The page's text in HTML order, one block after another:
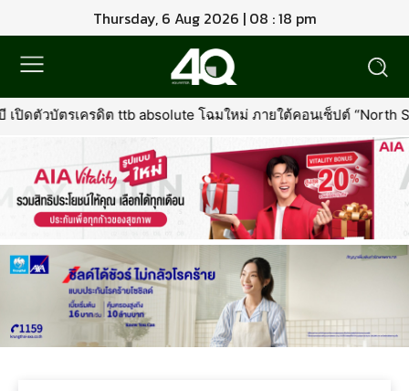
Thursday, 6 Aug 2026 | 08 : 18 pm
ปิดตัวบัตรเครดิต ttb absolute โฉมใหม่ ภายใต้คอนเซ็ปต์ “North